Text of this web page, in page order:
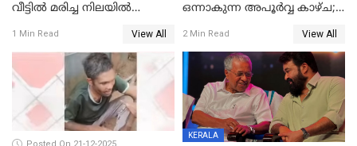
വീട്ടിൽ മരിച്ച നിലയിൽ
1 Min Read View All
ഒന്നാകുന്ന അപൂര്‍വ്വ കാഴ്ച;
കാഴ്ചാനുഭവമൊരുക്കി
ശബരീ നന്ദനം
2 Min Read View All
KERALA